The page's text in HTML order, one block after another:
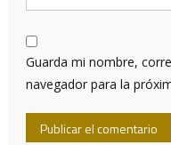
Guarda mi nombre,
navegador para la